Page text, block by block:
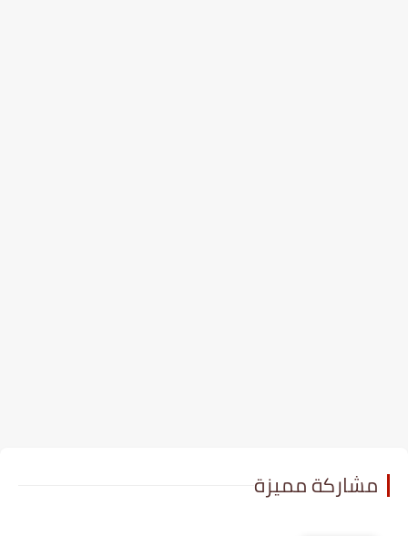
مشاركة مميزة